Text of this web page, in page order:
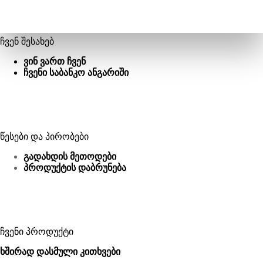
ჩვენ შესახებ
ვინ ვართ ჩვენ
ჩვენი საბანკო ანგარიში
წესები და პირობები
გადახდის მეთოდები
პროდუქტის დაბრუნება
ჩვენი პროდუქტი
ხშირად დასმული კითხვები